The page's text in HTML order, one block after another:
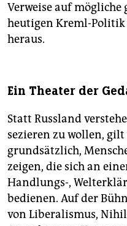
Verweise auf
heutigen Kreml-
heraus.
Ein Thea­ter der
Statt Russland
sezieren zu wollen,
grundsätzlich,
zeigen, die sich an
Handlungs-,
bedienen. Auf der
von Liberalismus,